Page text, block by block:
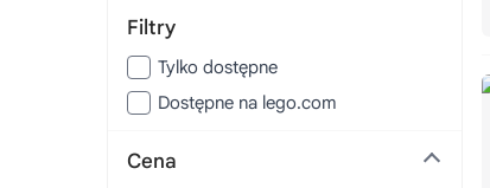
Filtry
Tylko dostępne
Dostępne na lego.com
Cena